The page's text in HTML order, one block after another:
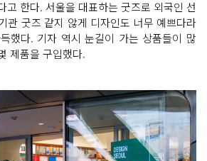
고 한다. 서울을 대표하는 굿즈로 외국인 선
관 굿즈 같지 않게 디자인도 너무 예쁘다라
했다. 기자 역시 눈길이 가는 상품들이 많
제품을 구입했다.